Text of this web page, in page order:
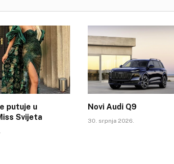
putuje u
Svijeta
Novi Audi Q9
30. srpnja 2026.